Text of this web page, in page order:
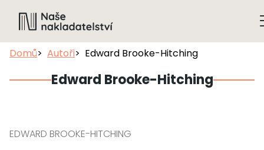
Domů Autoři Edward Brooke-Hitching
Edward Brooke-Hitching
EDWARD BROOKE-HITCHING